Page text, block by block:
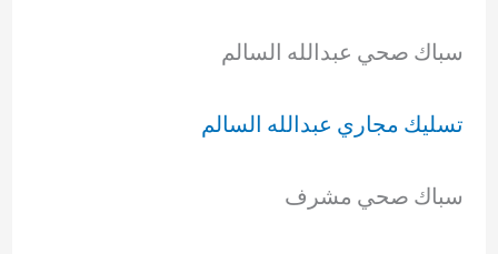
سباك صحي عبدالله السالم
تسليك مجاري عبدالله السالم
سباك صحي مشرف